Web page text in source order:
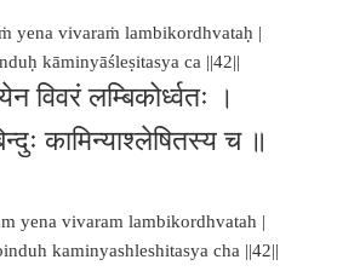
yena vivaraṁ lambikordhvataḥ |
kāminyāśleṣitasya ca ||42||
विवरं लम्बिकोर्ध्वतः ।
कामिन्याश्लेषितस्य च ॥
yena vivaram lambikordhvatah |
kaminyashleshitasya cha ||42||